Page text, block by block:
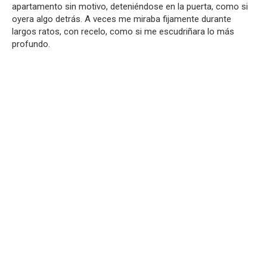
apartamento sin motivo, deteniéndose en la puerta, como si
oyera algo detrás. A veces me miraba fijamente durante
largos ratos, con recelo, como si me escudriñara lo más
profundo.